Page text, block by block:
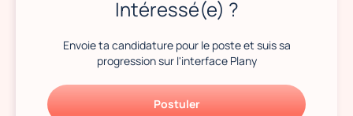
Intéressé(e) ?
Envoie ta candidature pour le poste et suis sa
progression sur l'interface Plany
Postuler